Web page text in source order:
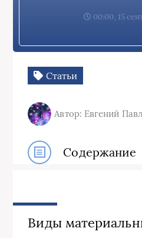
00:00, 15
Статьи
Автор: Евгений
Содержание
Виды